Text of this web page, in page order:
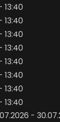
13:40
13:40
13:40
13:40
13:40
13:40
13:40
13:40
-